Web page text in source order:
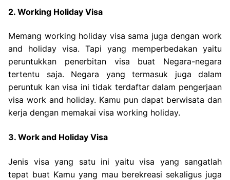
2. Working Holiday Visa
Memang working holiday visa sama juga dengan work
and holiday visa. Tapi yang memperbedakan yaitu
peruntukkan penerbitan visa buat Negara-negara
tertentu saja. Negara yang termasuk juga dalam
peruntuk kan visa ini tidak terdaftar dalam pengerjaan
visa work and holiday. Kamu pun dapat berwisata dan
kerja dengan memakai visa working holiday.
3. Work and Holiday Visa
Jenis visa yang satu ini yaitu visa yang sangatlah
tepat buat Kamu yang mau berekreasi sekaligus juga